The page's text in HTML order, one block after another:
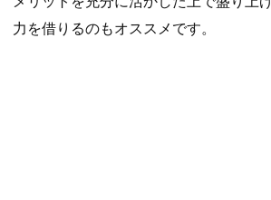
力を借りるのもオススメです。